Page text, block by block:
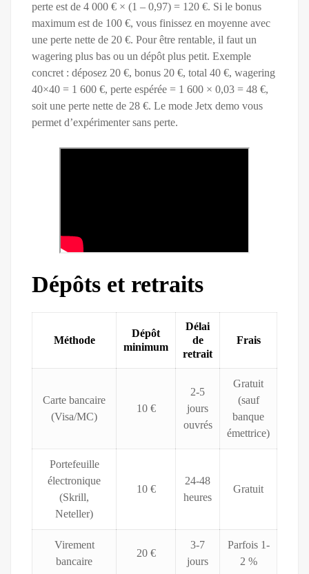
perte est de 4 000 € × (1 – 0,97) = 120 €. Si le bonus
maximum est de 100 €, vous finissez en moyenne avec
une perte nette de 20 €. Pour être rentable, il faut un
wagering plus bas ou un dépôt plus petit. Exemple
concret : déposez 20 €, bonus 20 €, total 40 €, wagering
40×40 = 1 600 €, perte espérée = 1 600 × 0,03 = 48 €,
soit une perte nette de 28 €. Le mode Jetx demo vous
permet d’expérimenter sans perte.
Dépôts et retraits
Méthode
Dépôt
minimum
Délai
de
retrait
Frais
Carte bancaire
(Visa/MC)
10 €
2-5
jours
ouvrés
Gratuit
(sauf
banque
émettrice)
Portefeuille
électronique
(Skrill,
Neteller)
10 €
24-48
heures
Gratuit
Virement
bancaire
20 €
3-7
jours
Parfois 1-
2 %